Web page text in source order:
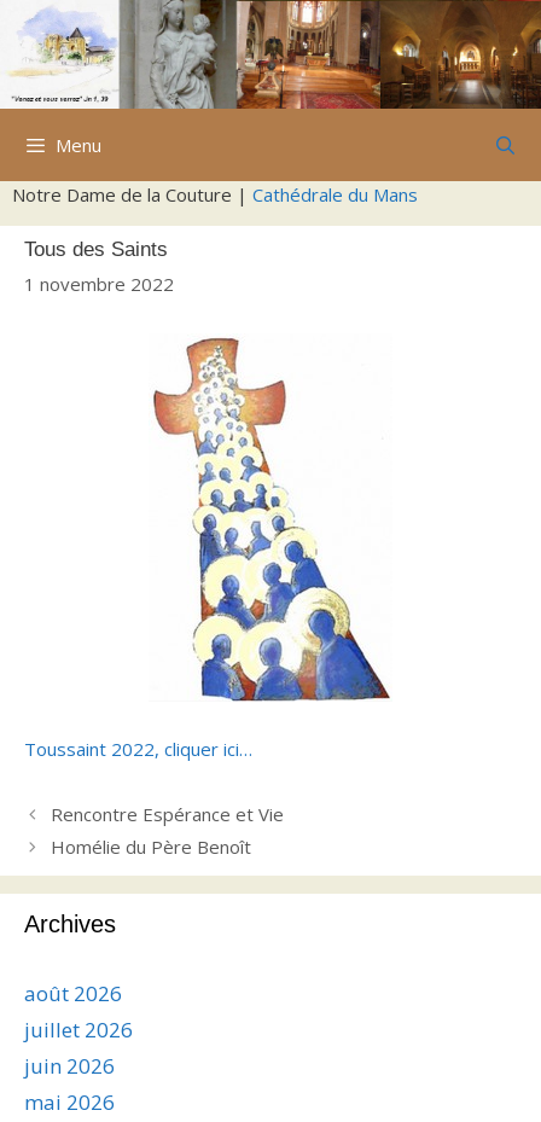
Aller
contenu
Menu
Notre Dame de la Couture | Cathédrale du Mans
Tous des Saints
1 novembre 2022
Toussaint 2022, cliquer ici…
Rencontre Espérance et Vie
Homélie du Père Benoît
Archives
août 2026
juillet 2026
juin 2026
mai 2026